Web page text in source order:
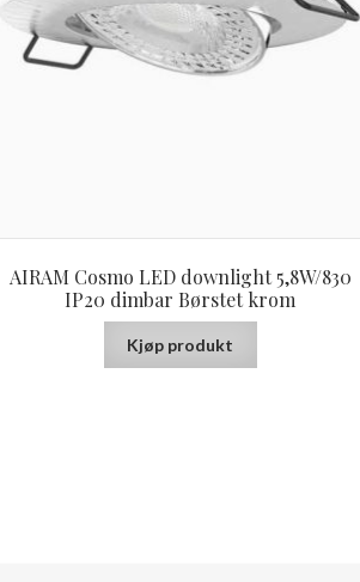
AIRAM Cosmo LED downlight 5,8W/830
IP20 dimbar Børstet krom
Kjøp produkt